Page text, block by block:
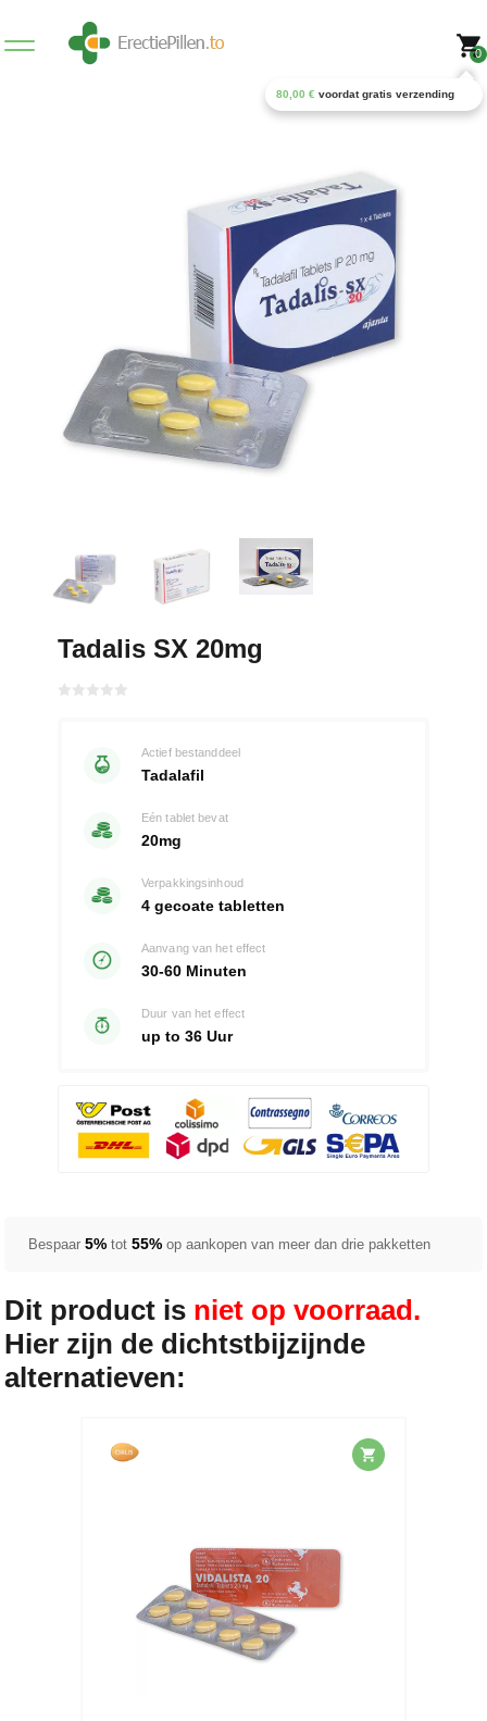
0
80,00 € voordat gratis verzending
Tadalis SX 20mg
Actief bestanddeel
Tadalafil
Eén tablet bevat
20mg
Verpakkingsinhoud
4 gecoate tabletten
Aanvang van het effect
30-60 Minuten
Duur van het effect
up to 36 Uur
Bespaar5% tot55% op aankopen van meer dan drie pakketten
Dit product is niet op voorraad.
Hier zijn de dichtstbijzijnde
alternatieven: